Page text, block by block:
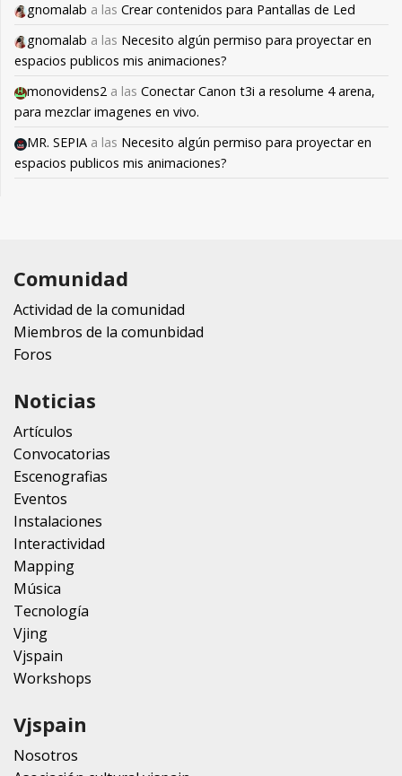
gnomalab a las Crear contenidos para Pantallas de Led
gnomalab a las Necesito algún permiso para proyectar en
espacios publicos mis animaciones?
monovidens2 a las Conectar Canon t3i a resolume 4 arena,
para mezclar imagenes en vivo.
MR. SEPIA a las Necesito algún permiso para proyectar en
espacios publicos mis animaciones?
Comunidad
Actividad de la comunidad
Miembros de la comunbidad
Foros
Noticias
Artículos
Convocatorias
Escenografias
Eventos
Instalaciones
Interactividad
Mapping
Música
Tecnología
Vjing
Vjspain
Workshops
Vjspain
Nosotros